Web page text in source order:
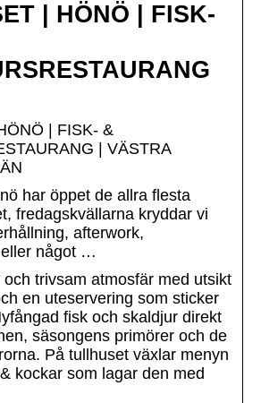
| HÖNÖ | FISK-
| FISK- &
| VÄSTRA
har öppet de allra flesta
fredagskvällarna kryddar vi
afterwork,
något …
trivsam atmosfär med utsikt
en uteservering som sticker
fisk och skaldjur direkt
säsongens primörer och de
På tullhuset växlar menyn
kockar som lagar den med